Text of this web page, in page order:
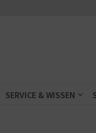
SERVICE & WISSEN